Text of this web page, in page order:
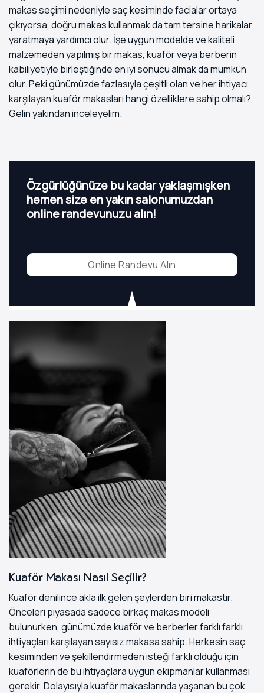
makas seçimi nedeniyle saç kesiminde facialar ortaya
çıkıyorsa, doğru makas kullanmak da tam tersine harikalar
yaratmaya yardımcı olur. İşe uygun modelde ve kaliteli
malzemeden yapılmış bir makas, kuaför veya berberin
kabiliyetiyle birleştiğinde en iyi sonucu almak da mümkün
olur. Peki günümüzde fazlasıyla çeşitli olan ve her ihtiyacı
karşılayan kuaför makasları hangi özelliklere sahip olmalı?
Gelin yakından inceleyelim.
Özgürlüğünüze bu kadar yaklaşmışken
hemen size en yakın salonumuzdan
online randevunuzu alın!
Online Randevu Alın
Kuaför Makası Nasıl Seçilir?
Kuaför denilince akla ilk gelen şeylerden biri makastır.
Önceleri piyasada sadece birkaç makas modeli
bulunurken, günümüzde kuaför ve berberler farklı farklı
ihtiyaçları karşılayan sayısız makasa sahip. Herkesin saç
kesiminden ve şekillendirmeden isteği farklı olduğu için
kuaförlerin de bu ihtiyaçlara uygun ekipmanlar kullanması
gerekir. Dolayısıyla kuaför makaslarında yaşanan bu çok